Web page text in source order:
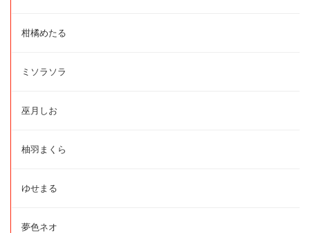
柑橘めたる
ミソラソラ
巫月しお
柚羽まくら
ゆせまる
夢色ネオ